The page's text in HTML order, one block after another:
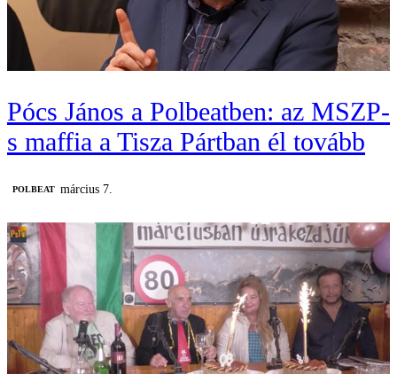
Pócs János a Polbeatben: az MSZP-
s maffia a Tisza Pártban él tovább
‎POLBEAT március 7.